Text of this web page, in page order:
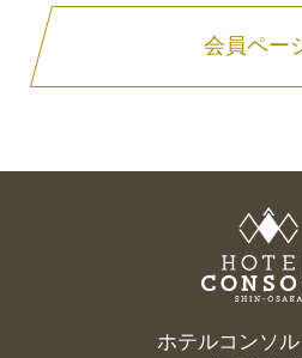
会員ペー
ホテルコンソ